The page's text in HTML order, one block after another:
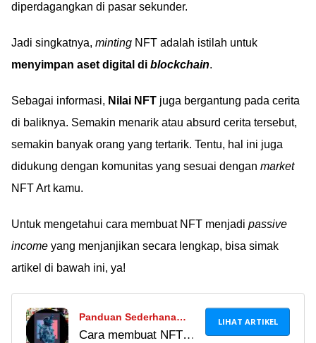
diperdagangkan di pasar sekunder.
Jadi singkatnya, minting NFT adalah istilah untuk
menyimpan aset digital di blockchain.
Sebagai informasi, Nilai NFT juga bergantung pada cerita
di baliknya. Semakin menarik atau absurd cerita tersebut,
semakin banyak orang yang tertarik. Tentu, hal ini juga
didukung dengan komunitas yang sesuai dengan market
NFT Art kamu.
Untuk mengetahui cara membuat NFT menjadi passive
income yang menjanjikan secara lengkap, bisa simak
artikel di bawah ini, ya!
Panduan Sederhana
Membuat NFT Sendiri,
Cara membuat NFT
LIHAT ARTIKEL